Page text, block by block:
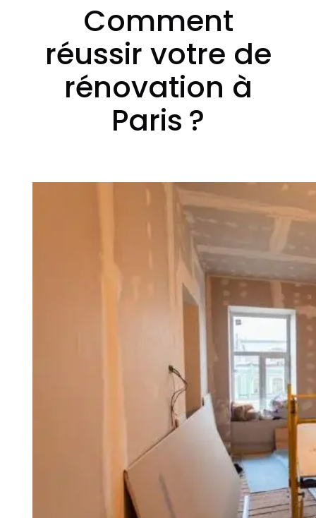
Comment
réussir votre de
rénovation à
Paris ?